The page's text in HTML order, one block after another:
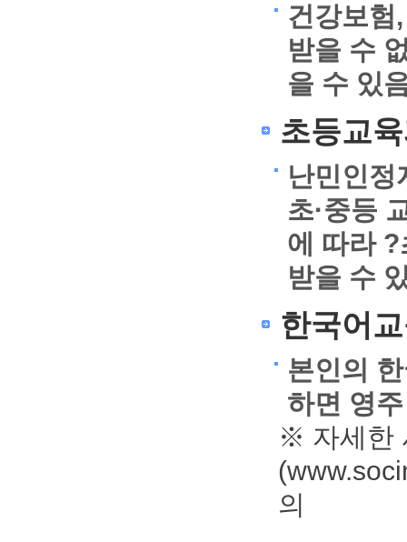
건강보험
받을 수
을 수 있
초등교
난민인정
초·중등
에 따라 ?
받을 수
한국어
본인의
하면 영
※ 자세한
의